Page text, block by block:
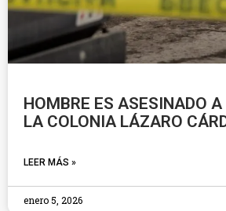
HOMBRE ES ASESINADO
LA COLONIA LÁZARO
LEER MÁS »
enero 5, 2026